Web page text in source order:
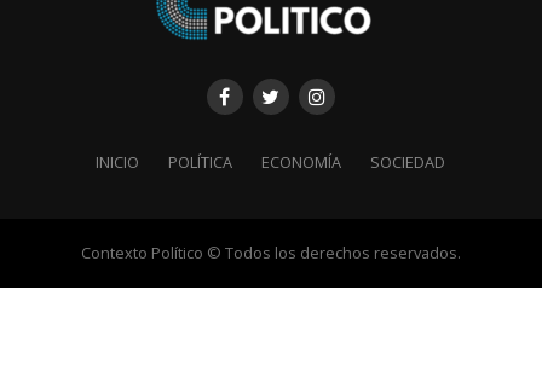
INICIO POLÍTICA ECONOMÍA SOCIEDAD
Contexto Político © Todos los derechos reservados.